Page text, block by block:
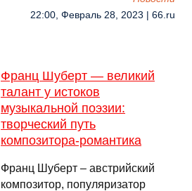
22:00, Февраль 28, 2023 | 66.ru
Франц Шуберт — великий
талант у истоков
музыкальной поэзии:
творческий путь
композитора-романтика
Франц Шуберт – австрийский
композитор, популяризатор